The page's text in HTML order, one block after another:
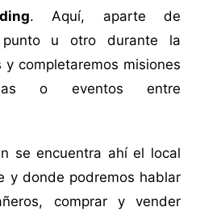
. Aquí, aparte de
u otro durante la
completaremos misiones
o eventos entre
se encuentra ahí el local
y donde podremos hablar
comprar y vender